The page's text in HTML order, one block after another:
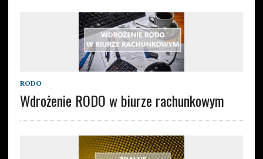
RODO
Wdrożenie RODO w biurze rachunkowym